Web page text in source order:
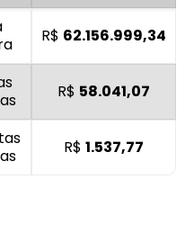
R$ 62.156.999,34
R$ 58.041,07
R$ 1.537,77